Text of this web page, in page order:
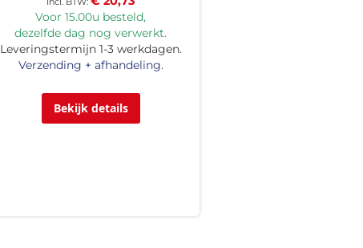
Voor 15.00u besteld,
dezelfde dag nog verwerkt.
Leveringstermijn 1-3 werkdagen.
Verzending + afhandeling.
Bekijk details